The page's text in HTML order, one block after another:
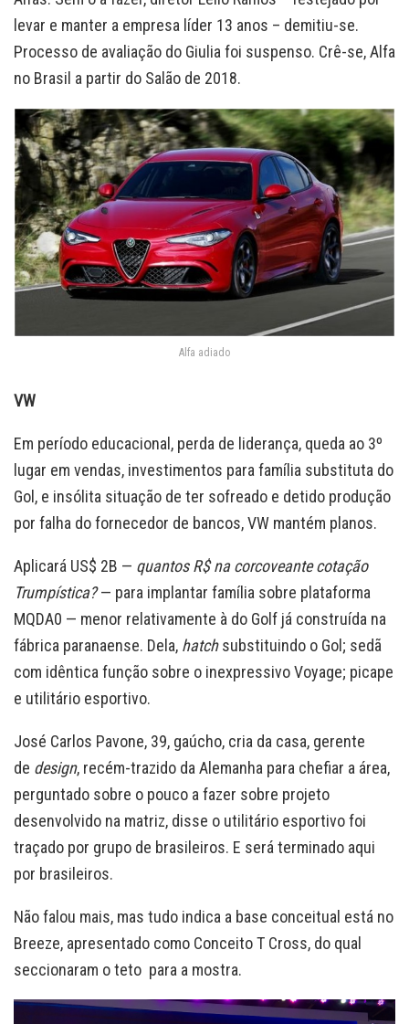
levar e manter a empresa líder 13 anos – demitiu-se.
Processo de avaliação do Giulia foi suspenso. Crê-se, Alfa
no Brasil a partir do Salão de 2018.
Alfa adiado
VW
Em período educacional, perda de liderança, queda ao 3º
lugar em vendas, investimentos para família substituta do
Gol, e insólita situação de ter sofreado e detido produção
por falha do fornecedor de bancos, VW mantém planos.
Aplicará US$ 2B — quantos R$ na corcoveante cotação
Trumpística?— para implantar família sobre plataforma
MQDA0 — menor relativamente à do Golf já construída na
fábrica paranaense. Dela, hatchsubstituindo o Gol; sedã
com idêntica função sobre o inexpressivo Voyage; picape
e utilitário esportivo.
José Carlos Pavone, 39, gaúcho, cria da casa, gerente
de design, recém-trazido da Alemanha para chefiar a área,
perguntado sobre o pouco a fazer sobre projeto
desenvolvido na matriz, disse o utilitário esportivo foi
traçado por grupo de brasileiros. E será terminado aqui
por brasileiros.
Não falou mais, mas tudo indica a base conceitual está no
Breeze, apresentado como Conceito T Cross, do qual
seccionaram o teto para a mostra.